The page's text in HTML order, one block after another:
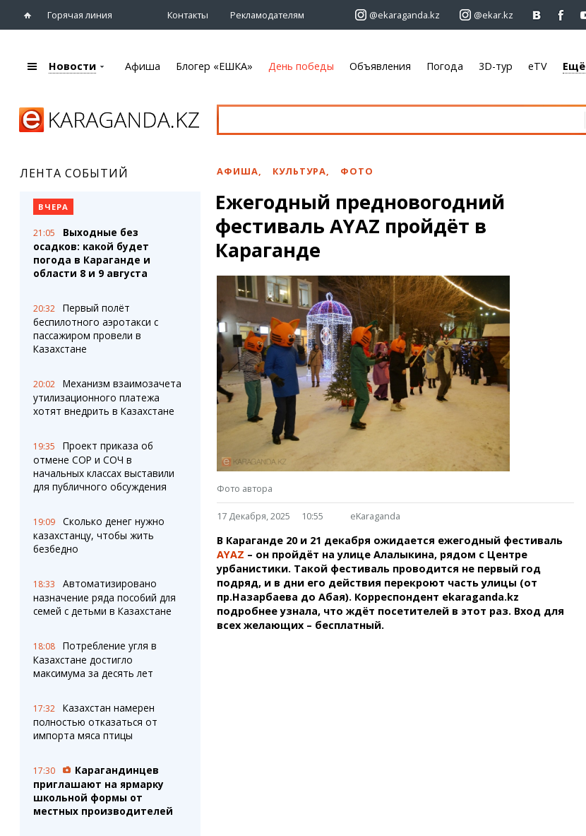
Горячая линия Контакты Рекламодателям @ekaraganda.kz @ekar.kz
Караганды
eTV
Рассылка новостей
Персоны
Интервью
Афиша
Театры
Спорт
Выставки
Цирк и зоопарк
Объявления
Автомобили
Услуги
Электроника
Мебель
Лента блогера
Штрихи
Фотокомиксы
Коллаж недели
Карты
Web-камеры
Пробки
Карта Караганды
Организации
Мой участковый
Перекрытие дорог
Погода
Караганда
Темиртау
Балхаш
Жезказган
Медиа
Фото
Видео
3D-тур
Timelapse
Сервисы
Справочник
Расписание транспорта
Автобусные остановки
Экстренные службы
Купить шины, легко!
Новости Афиша Блогер «ЕШКА» День победы Объявления Погода 3D-тур eTV Ещё
ЛЕНТА СОБЫТИЙ
ВЧЕРА
21:05
Выходные без
осадков: какой будет
погода в Караганде и
области 8 и 9 августа
20:32
Первый полёт
беспилотного аэротакси с
пассажиром провели в
Казахстане
20:02
Механизм взаимозачета
утилизационного платежа
хотят внедрить в Казахстане
19:35
Проект приказа об
отмене СОР и СОЧ в
начальных классах выставили
для публичного обсуждения
19:09
Сколько денег нужно
казахстанцу, чтобы жить
безбедно
18:33
Автоматизировано
назначение ряда пособий для
семей с детьми в Казахстане
18:08
Потребление угля в
Казахстане достигло
максимума за десять лет
17:32
Казахстан намерен
полностью отказаться от
импорта мяса птицы
17:30
Карагандинцев
приглашают на ярмарку
школьной формы от
местных производителей
АФИША, КУЛЬТУРА, ФОТО
Ежегодный предновогодний
фестиваль AYAZ пройдёт в
Караганде
Фото автора
17 Декабря, 2025 10:55 eKaraganda
В Караганде 20 и 21 декабря ожидается ежегодный фестиваль
AYAZ – он пройдёт на улице Алалыкина, рядом с Центре
урбанистики. Такой фестиваль проводится не первый год
подряд, и в дни его действия перекроют часть улицы (от
пр.Назарбаева до Абая). Корреспондент ekaraganda.kz
подробнее узнала, что ждёт посетителей в этот раз. Вход для
всех желающих – бесплатный.